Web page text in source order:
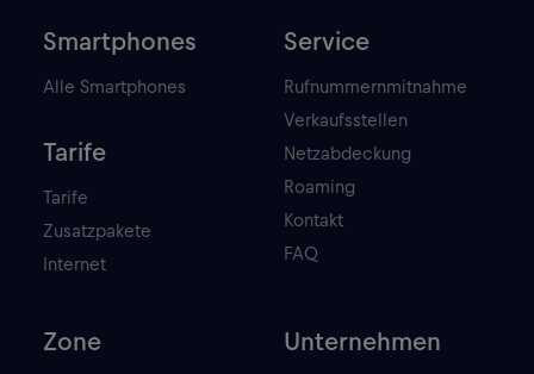
Smartphones
Alle Smartphones
Tarife
Tarife
Zusatzpakete
Internet
Service
Rufnummernmitnahme
Verkaufsstellen
Netzabdeckung
Roaming
Kontakt
FAQ
Zone Unternehmen